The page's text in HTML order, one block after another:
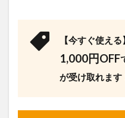
【今すぐ使え
1,000円OFF
が受け取れます